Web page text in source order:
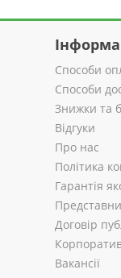
Способи
Способи
Знижки та
Відгуки
Про нас
Політика
Гарантія
Договір
Вакансії